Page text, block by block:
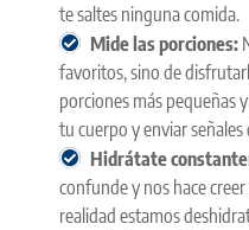
te saltes ninguna comida.
Mide las porciones:
favoritos, sino de
porciones más pequeñas
tu cuerpo y enviar señales
Hidrátate
confunde y nos hace
realidad estamos